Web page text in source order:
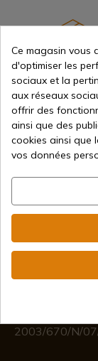
Information
Informations
Du lundi au
(Sauf jours
Registre du
CIF : ES
2003/670/N/
Ce magasin vous
d'optimiser les
sociaux et la
aux réseaux
offrir des
ainsi que des
cookies ainsi que
vos données